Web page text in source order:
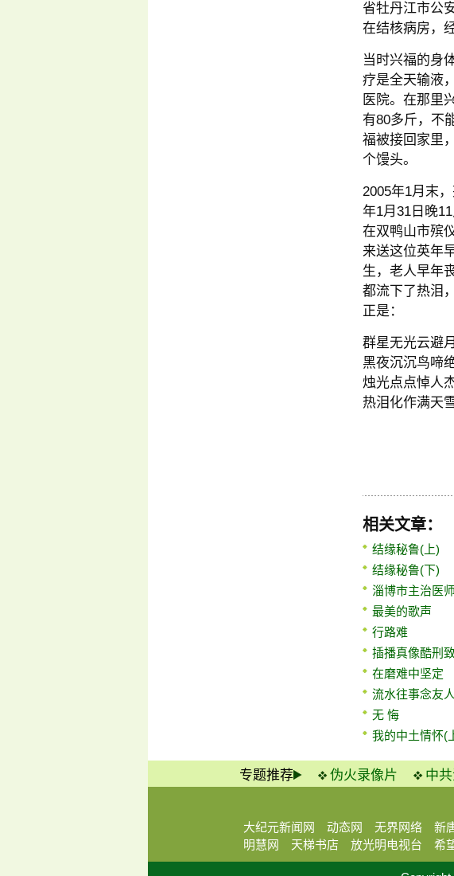
省牡丹江市公
在结核病房，
当时兴福的身
疗是全天输液
医院。在那里
有80多斤，不
福被接回家里
个馒头。
2005年1月末
年1月31日晚
在双鸭山市殡
来送这位英年
生，老人早年
都流下了热泪
正是：
群星无光云避月
黑夜沉沉鸟啼绝
烛光点点悼人杰
热泪化作满天雪
相关文章：
结缘秘鲁(上)
结缘秘鲁(下)
淄博市主治医
最美的歌声
行路难
插播真像酷刑
在磨难中坚定
流水往事念友人
无 悔
我的中土情怀(
专题推荐 伪火录像片 中
大纪元新闻网
动态网 无界网络 新
明慧网
天梯书店 放光明电视台 希